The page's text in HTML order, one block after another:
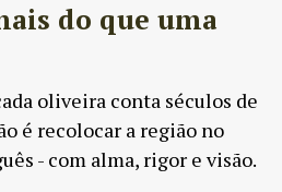
do que uma
oliveira conta séculos de
é recolocar a região no
- com alma, rigor e visão.